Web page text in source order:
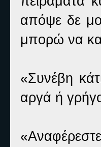
απόψε δε
μπορώ να
«Συνέβη
αργά ή